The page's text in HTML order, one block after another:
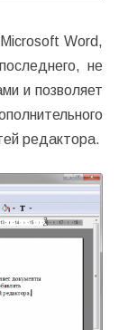
Word,
не
и позволяет
редактора.